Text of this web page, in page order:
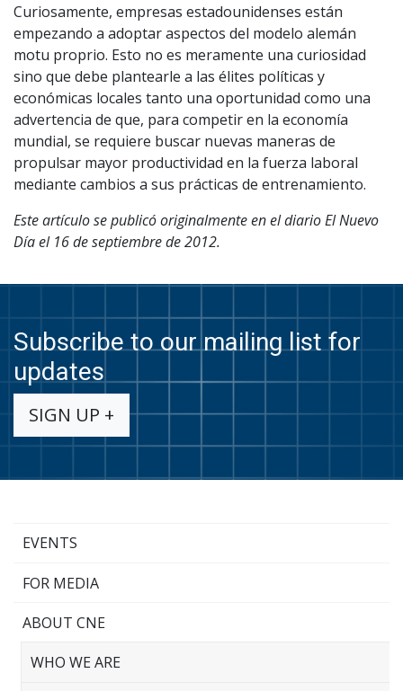
Curiosamente, empresas estadounidenses están
empezando a adoptar aspectos del modelo alemán
motu proprio. Esto no es meramente una curiosidad
sino que debe plantearle a las élites políticas y
económicas locales tanto una oportunidad como una
advertencia de que, para competir en la economía
mundial, se requiere buscar nuevas maneras de
propulsar mayor productividad en la fuerza laboral
mediante cambios a sus prácticas de entrenamiento.
Este artículo se publicó originalmente en el diario El Nuevo
Día el 16 de septiembre de 2012.
Subscribe to our mailing list for
updates
SIGN UP +
EVENTS
FOR MEDIA
ABOUT CNE
WHO WE ARE